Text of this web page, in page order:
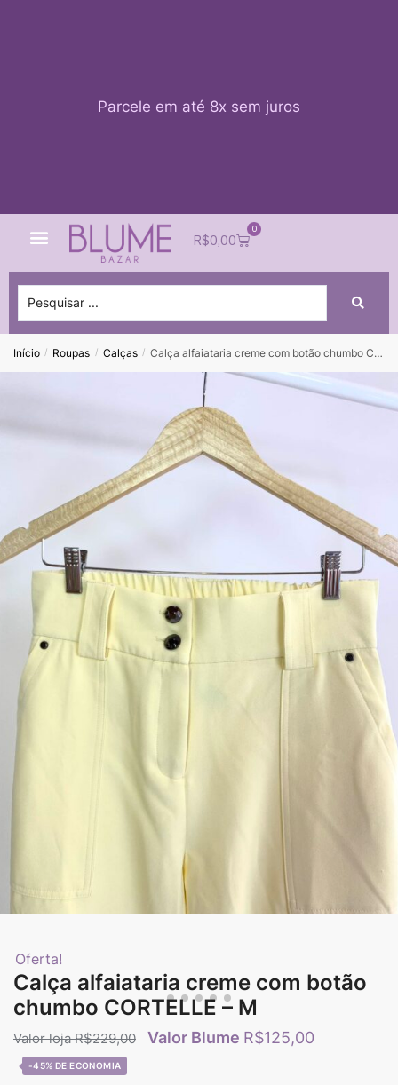
Parcele em até 8x sem juros
R$0,00
0
Início / Roupas / Calças / Calça alfaiataria creme com botão chumbo CORTELLE – M
Oferta!
Calça alfaiataria creme com botão
chumbo CORTELLE – M
R$229,00 R$125,00
-45%